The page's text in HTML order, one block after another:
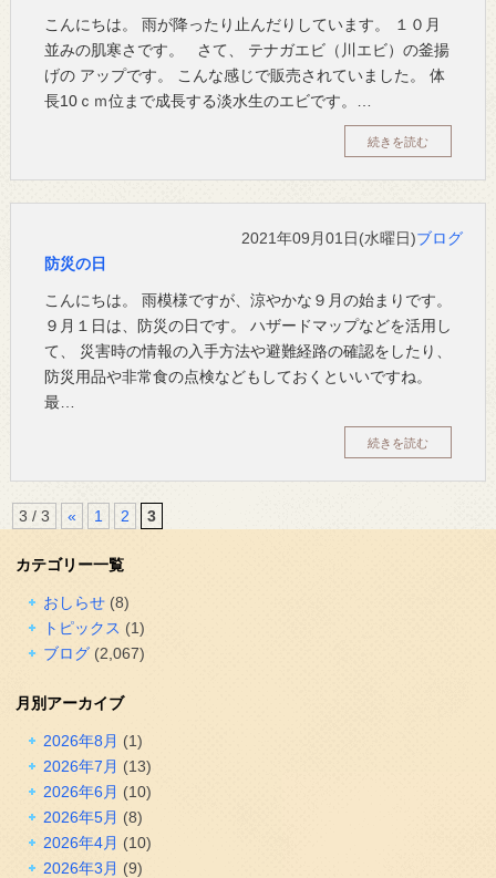
こんにちは。 雨が降ったり止んだりしています。 １０月
並みの肌寒さです。 さて、 テナガエビ（川エビ）の釜揚
げの アップです。 こんな感じで販売されていました。 体
長10ｃｍ位まで成長する淡水生のエビです。…
続きを読む
2021年09月01日(水曜日)ブログ
防災の日
こんにちは。 雨模様ですが、涼やかな９月の始まりです。
９月１日は、防災の日です。 ハザードマップなどを活用し
て、 災害時の情報の入手方法や避難経路の確認をしたり、
防災用品や非常食の点検などもしておくといいですね。
最…
続きを読む
3 / 3 « 1 2 3
カテゴリー一覧
おしらせ(8)
トピックス (1)
ブログ(2,067)
月別アーカイブ
2026年8月 (1)
2026年7月 (13)
2026年6月 (10)
2026年5月 (8)
2026年4月 (10)
2026年3月 (9)